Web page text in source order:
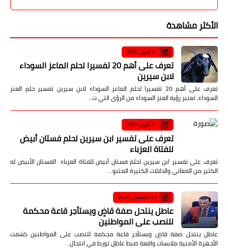
الأكثر مشاهدة
21 أبريل 2022
تعرف على أهم 20 تفسيرا لحلم الماعز السوداء
لابن سيرين
تعرف على أهم 20 تفسيرا لحلم الماعز السوداء لابن سيرين تفسير حلم العنز
السوداء، تعتبر رؤية العنز السوداء من الرؤى التي ت…
21 أبريل 2022
تعرف على تفسير ابن سيرين لحلم فستان أبيض
للفتاة العزباء
تعرف على تفسير ابن سيرين لحلم فستان أبيض للفتاة العزباء الفستان الأبيض له
الكثير من المعاني والدلالات الكثيرة المتنو…
03 أغسطس 2026
عاطل ينتحل صفة قاضٍ ويستأجر قاعة محكمة
للنصب على المواطنين
عاطل ينتحل صفة قاضٍ ويستأجر قاعة محكمة للنصب على المواطنين كشفت
الأجهزة الأمنية ملابسات واقعة ضبط عاطل تورط في انتحال…